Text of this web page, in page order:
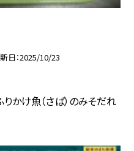
日 2025/10/23
かけ魚（さば）のみそだれ